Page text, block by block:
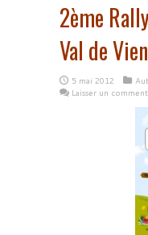
2ème
Val de
5 mai 2012
Laisser un